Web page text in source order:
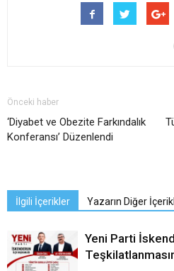
Önceki haber
‘Diyabet ve Obezite Farkındalık
Konferansı’ Düzenlendi
İlgili İçerikler Yazarın Diğer
Yeni Parti